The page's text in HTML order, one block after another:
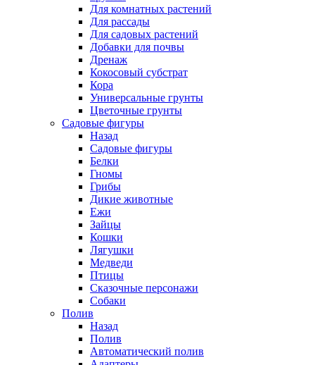
Для комнатных растений
Для рассады
Для садовых растений
Добавки для почвы
Дренаж
Кокосовый субстрат
Кора
Универсальные грунты
Цветочные грунты
Садовые фигуры
Назад
Садовые фигуры
Белки
Гномы
Грибы
Дикие животные
Ежи
Зайцы
Кошки
Лягушки
Медведи
Птицы
Сказочные персонажи
Собаки
Полив
Назад
Полив
Автоматический полив